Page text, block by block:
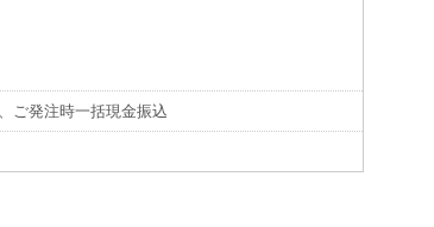
ご発注時一括現金振込